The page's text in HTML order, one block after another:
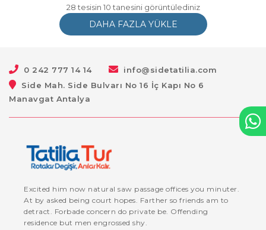
28 tesisin 10 tanesini görüntülediniz
DAHA FAZLA YÜKLE
0 242 777 14 14
info@sidetatilia.com
Side Mah. Side Bulvarı No 16 İç Kapı No 6
Manavgat Antalya
Excited him now natural saw passage offices you minuter.
At by asked being court hopes. Farther so friends am to
detract. Forbade concern do private be. Offending
residence but men engrossed shy.